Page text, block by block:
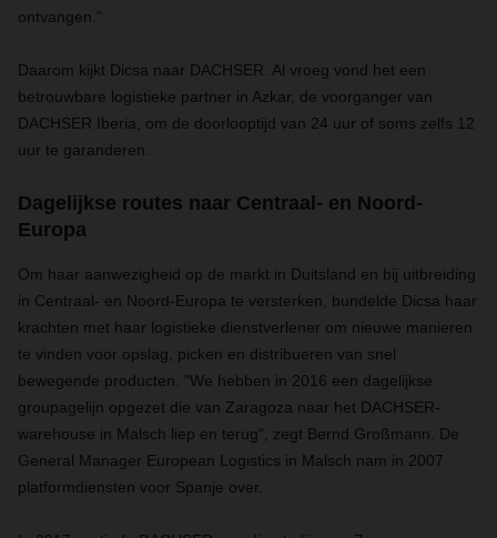
ontvangen."
Daarom kijkt Dicsa naar DACHSER. Al vroeg vond het een
betrouwbare logistieke partner in Azkar, de voorganger van
DACHSER Iberia, om de doorlooptijd van 24 uur of soms zelfs 12
uur te garanderen.
Dagelijkse routes naar Centraal- en Noord-
Europa
Om haar aanwezigheid op de markt in Duitsland en bij uitbreiding
in Centraal- en Noord-Europa te versterken, bundelde Dicsa haar
krachten met haar logistieke dienstverlener om nieuwe manieren
te vinden voor opslag, picken en distribueren van snel
bewegende producten. "We hebben in 2016 een dagelijkse
groupagelijn opgezet die van Zaragoza naar het DACHSER-
warehouse in Malsch liep en terug", zegt Bernd Großmann. De
General Manager European Logistics in Malsch nam in 2007
platformdiensten voor Spanje over.